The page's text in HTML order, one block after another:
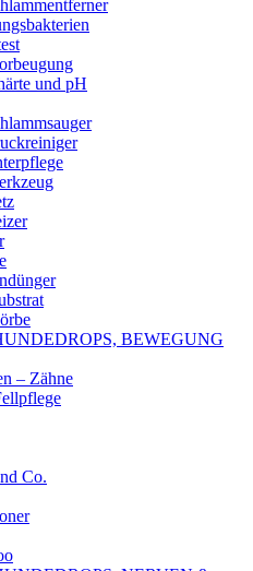
und pH
BEWEGUNG
– Zähne
Co.